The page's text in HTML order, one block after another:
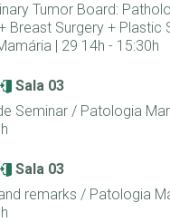
Tumor Board:
Breast Surgery + Plastic
| 29 14h - 15:30h
Sala 03
Seminar / Patologia
Sala 03
remarks / Patologia